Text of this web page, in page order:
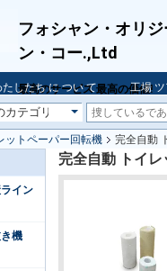
フォシャン・オリ
ン・コー.,Ltd
最高のサービス 最高の価値!
たしたち に つい て 工場 ツ
ットペーパー回転機
完全自動
イン
機
完全自動 トイ